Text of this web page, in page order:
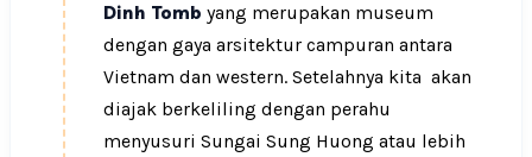
Dinh Tomb yang merupakan museum
dengan gaya arsitektur campuran antara
Vietnam dan western. Setelahnya kita akan
diajak berkeliling dengan perahu
menyusuri Sungai Sung Huong atau lebih